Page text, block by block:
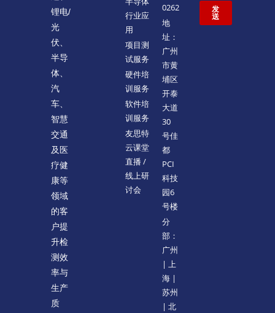
锂电/
光
伏、
半导
体、
汽
车、
智慧
交通
及医
疗健
康等
领域
的客
户提
升检
测效
率与
生产
质
行业应
用
项目测
试服务
硬件培
训服务
软件培
训服务
友思特
云课堂
直播 /
线上研
讨会
0262
地
址：
广州
市黄
埔区
开泰
大道
30
号佳
都
PCI
科技
园6
号楼
分
部：
广州
| 上
海 |
苏州
| 北
发
送